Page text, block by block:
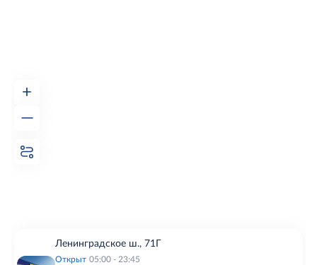
+
—
Ленинградское ш., 71Г
Открыт 05:00 - 23:45